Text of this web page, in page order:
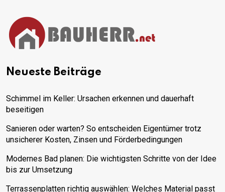
Neueste Beiträge
Schimmel im Keller: Ursachen erkennen und dauerhaft
beseitigen
Sanieren oder warten? So entscheiden Eigentümer trotz
unsicherer Kosten, Zinsen und Förderbedingungen
Modernes Bad planen: Die wichtigsten Schritte von der Idee
bis zur Umsetzung
Terrassenplatten richtig auswählen: Welches Material passt